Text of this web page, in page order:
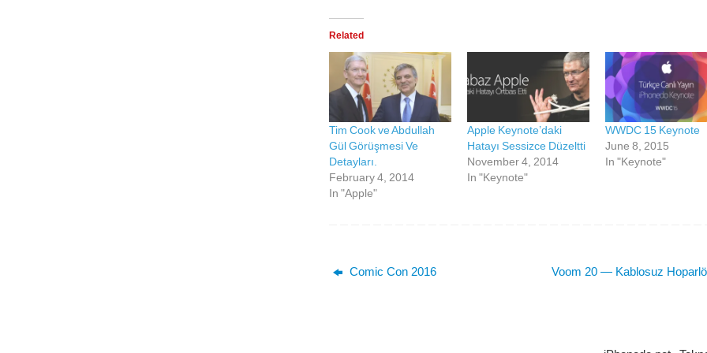
Related
Tim Cook ve Abdullah
Gül Görüşmesi Ve
Detayları.
February 4, 2014
In "Apple"
Apple Keynote’daki
Hatayı Sessizce Düzeltti
November 4, 2014
In "Keynote"
WWDC 15 Keynote
June 8, 2015
In "Keynote"
Comic Con 2016 Voom 20 — Kablosuz